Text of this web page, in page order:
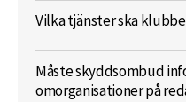
Vilka tjänster ska
Måste skyddsombud
omorganisationer på